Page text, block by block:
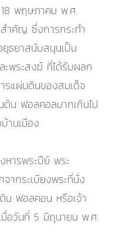
18 พฤษภาคม พ.ศ.
ำคัญ ซึ่งการกระทำ
ธยาสนับสนุนเป็น
พระสงฆ์ ที่ได้รับผลก
รแผ่นดินของสมเด็จ
น ฟอลคอลมากเกินไป
านเมือง
หารพระปีย์ พระ
ากระเบียงพระที่นั่ง
น ฟอลคอน หรือเจ้า
มื่อวันที่ 5 มิถุนายน พ.ศ.